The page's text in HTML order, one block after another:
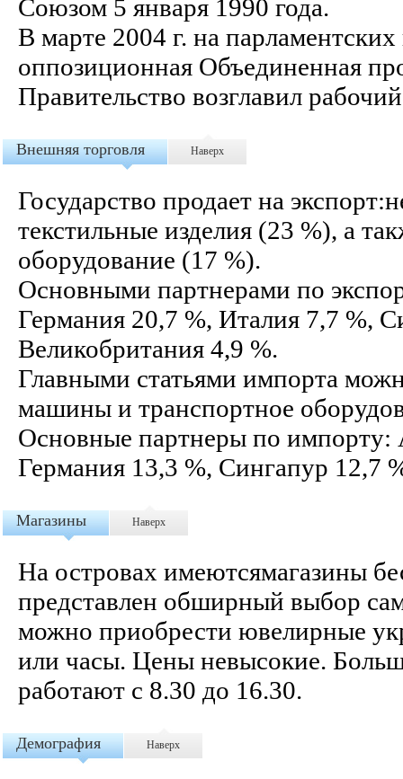
Союзом 5 января 1990 года.
В марте 2004 г. на
оппозиционная Объединенная
Правительство возглавил
Внешняя торговля Наверх
Государство продает на
текстильные изделия (23 %), а
оборудование (17 %).
Основными партнерами по
Германия 20,7 %, Италия 7,7 %,
Великобритания 4,9 %.
Главными статьями импорта
машины и транспортное
Основные партнеры по импорту:
Германия 13,3 %, Сингапур 12,7
Магазины Наверх
На островах имеютсямагазины
представлен обширный выбор
можно приобрести ювелирные
или часы. Цены невысокие.
работают с 8.30 до 16.30.
Демография Наверх